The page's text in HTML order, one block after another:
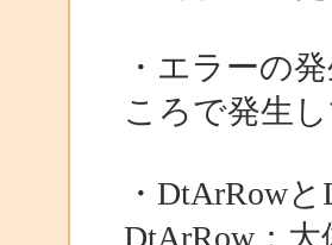
・エラーの
ころで発生
・DtArRow
DtArRow：大